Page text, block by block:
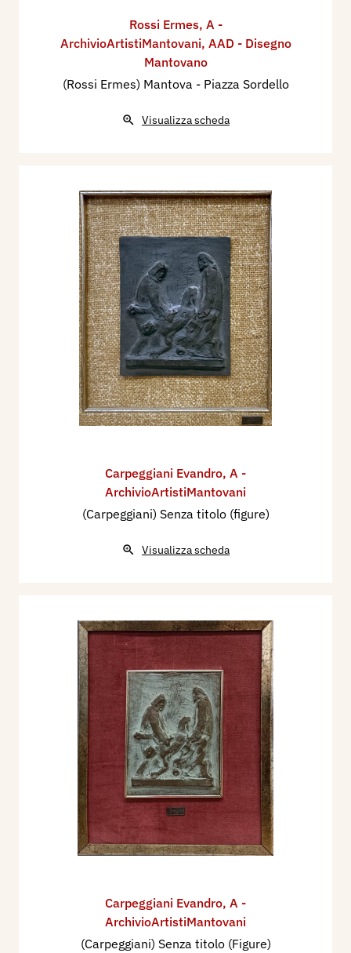
Rossi Ermes, A -
ArchivioArtistiMantovani, AAD - Disegno
Mantovano
(Rossi Ermes) Mantova - Piazza Sordello
Visualizza scheda
Carpeggiani Evandro, A -
ArchivioArtistiMantovani
(Carpeggiani) Senza titolo (figure)
Visualizza scheda
Carpeggiani Evandro, A -
ArchivioArtistiMantovani
(Carpeggiani) Senza titolo (Figure)